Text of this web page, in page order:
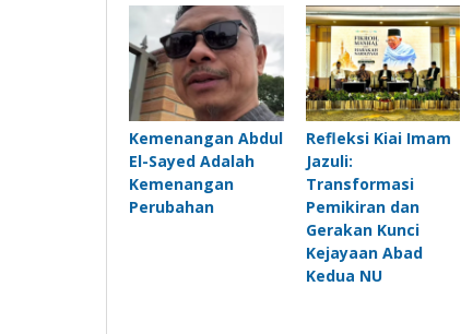
Kemenangan Abdul
El-Sayed Adalah
Kemenangan
Perubahan
Refleksi Kiai Imam
Jazuli:
Transformasi
Pemikiran dan
Gerakan Kunci
Kejayaan Abad
Kedua NU